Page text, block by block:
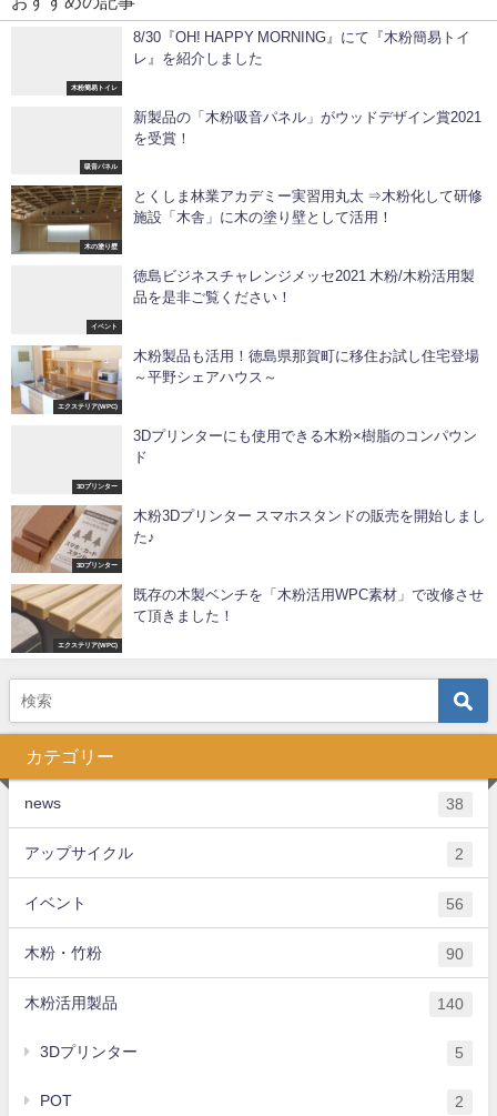
木粉簡易トイレ
8/30『OH! HAPPY MORNING』にて『木粉簡易トイ
レ』を紹介しました
吸音パネル
新製品の「木粉吸音パネル」がウッドデザイン賞2021
を受賞！
木の塗り壁
とくしま林業アカデミー実習用丸太 ⇒木粉化して研修
施設「木舎」に木の塗り壁として活用！
イベント
徳島ビジネスチャレンジメッセ2021 木粉/木粉活用製
品を是非ご覧ください！
エクステリア(WPC)
木粉製品も活用！徳島県那賀町に移住お試し住宅登場
～平野シェアハウス～
3Dプリンター
3Dプリンターにも使用できる木粉×樹脂のコンパウン
ド
3Dプリンター
木粉3Dプリンター スマホスタンドの販売を開始しまし
た♪
エクステリア(WPC)
既存の木製ベンチを「木粉活用WPC素材」で改修させ
て頂きました！
カテゴリー
news 38
アップサイクル 2
イベント 56
木粉・竹粉 90
木粉活用製品 140
3Dプリンター 5
POT 2